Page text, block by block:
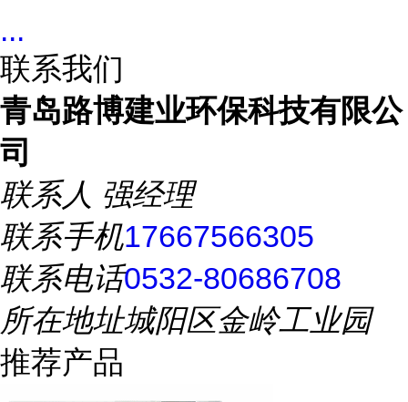
...
联系我们
青岛路博建业环保科技有限公
司
联系人 强经理
联系手机17667566305
联系电话0532-80686708
所在地址城阳区金岭工业园
推荐产品